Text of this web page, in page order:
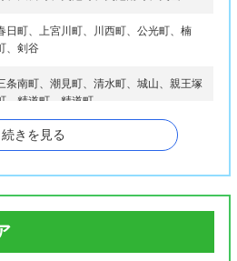
日町、上宮川町、川西町、公光町、楠
、剣谷
条南町、潮見町、清水町、城山、親王塚
、精道町、精道町
浜町、竹園町、茶屋之町、月若町、津知
浜風町、浜町、東芦屋町、東山町、平田
続きを見る